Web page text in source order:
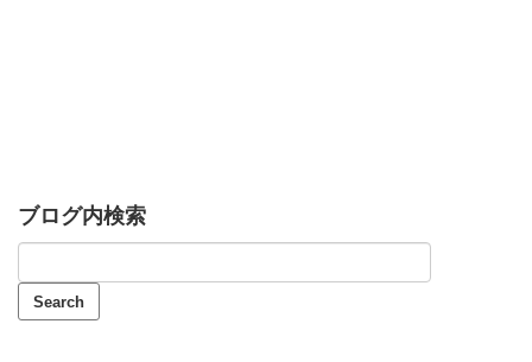
ブログ内検索